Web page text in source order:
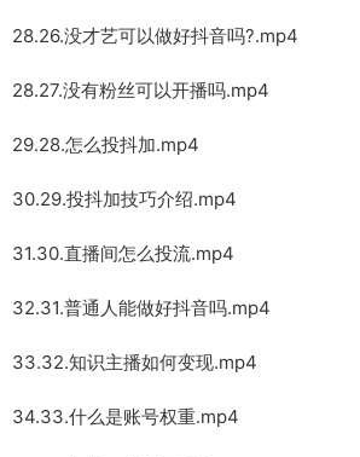
28.26.没才艺可以做好抖音吗?.mp4
28.27.没有粉丝可以开播吗.mp4
29.28.怎么投抖加.mp4
30.29.投抖加技巧介绍.mp4
31.30.直播间怎么投流.mp4
32.31.普通人能做好抖音吗.mp4
33.32.知识主播如何变现.mp4
34.33.什么是账号权重.mp4